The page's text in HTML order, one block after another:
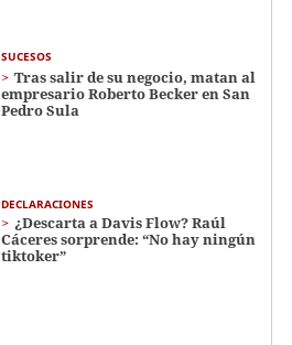
SUCESOS
Tras salir de su negocio, matan al
empresario Roberto Becker en San
Pedro Sula
DECLARACIONES
¿Descarta a Davis Flow? Raúl
Cáceres sorprende: “No hay ningún
tiktoker”